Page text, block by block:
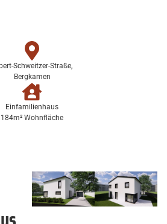
Schweitzer-Straße,
Bergkamen
Einfamilienhaus
184m² Wohnfläche